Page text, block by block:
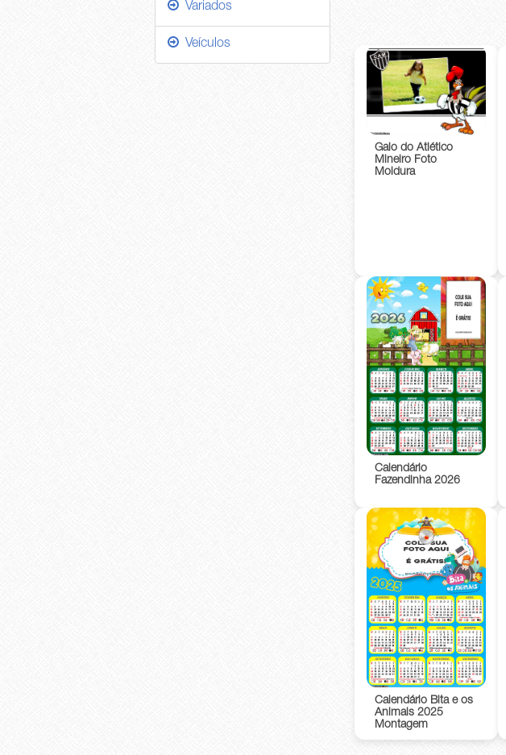
Galo do Atlético
Mineiro Foto
Moldura
Calendário
Fazendinha 2026
Calendário Bita e os
Animais 2025
Montagem
Variados
Veículos